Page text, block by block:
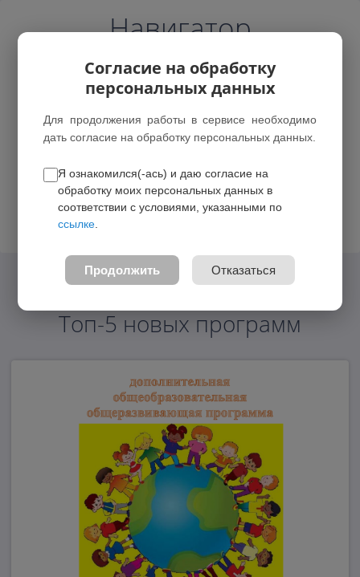
Навигатор
Возможные зачисления
Топ-5 новых программ
Согласие на обработку
персональных данных
Для продолжения работы в сервисе необходимо
дать согласие на обработку персональных данных.
Я ознакомился(-ась) и даю согласие на
обработку моих персональных данных в
соответствии с условиями, указанными по
ссылке
Продолжить Отказаться